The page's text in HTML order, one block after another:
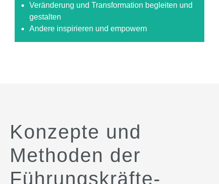
Veränderung und Transformation begleiten und
gestalten
Andere inspirieren und empowern
Konzepte und
Methoden der
Führungs­kräfte­